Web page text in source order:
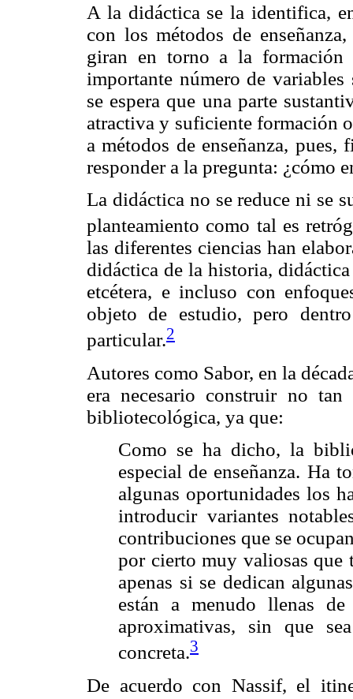
A la didáctica se la identifica,
con los métodos de
giran en torno a la formación
importante número de variables
se espera que una parte
atractiva y suficiente formación
a métodos de enseñanza,
responder a la pregunta: ¿cómo
La didáctica no se reduce ni se
planteamiento como tal es
las diferentes ciencias han
didáctica de la historia,
etcétera, e incluso con
objeto de estudio, pero
particular.2
Autores como Sabor, en la
era necesario construir no
bibliotecológica, ya que:
Como se ha dicho, la
especial de enseñanza. Ha
algunas oportunidades los
introducir variantes
contribuciones que se
por cierto muy valiosas que
apenas si se dedican
están a menudo llenas de
aproximativas, sin que
concreta.3
De acuerdo con Nassif, el